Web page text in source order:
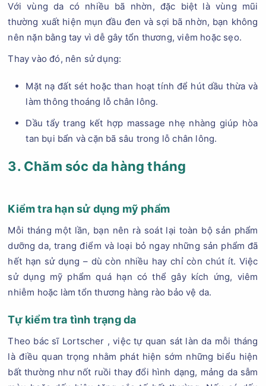
Với vùng da có nhiều bã nhờn, đặc biệt là vùng mũi
thường xuất hiện mụn đầu đen và sợi bã nhờn, bạn không
nên nặn bằng tay vì dễ gây tổn thương, viêm hoặc sẹo.
Thay vào đó, nên sử dụng:
Mặt nạ đất sét hoặc than hoạt tính để hút dầu thừa và
làm thông thoáng lỗ chân lông.
Dầu tẩy trang kết hợp massage nhẹ nhàng giúp hòa
tan bụi bẩn và cặn bã sâu trong lỗ chân lông.
3. Chăm sóc da hàng tháng
Kiểm tra hạn sử dụng mỹ phẩm
Mỗi tháng một lần, bạn nên rà soát lại toàn bộ sản phẩm
dưỡng da, trang điểm và loại bỏ ngay những sản phẩm đã
hết hạn sử dụng – dù còn nhiều hay chỉ còn chút ít. Việc
sử dụng mỹ phẩm quá hạn có thể gây kích ứng, viêm
nhiễm hoặc làm tổn thương hàng rào bảo vệ da.
Tự kiểm tra tình trạng da
Theo bác sĩ Lortscher , việc tự quan sát làn da mỗi tháng
là điều quan trọng nhằm phát hiện sớm những biểu hiện
bất thường như nốt ruồi thay đổi hình dạng, mảng da sẫm